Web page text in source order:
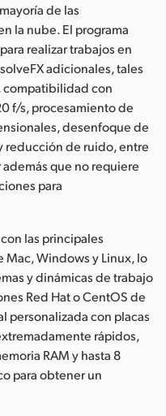
de las
la nube. El programa
realizar trabajos en
adicionales, tales
compatibilidad con
f/s, procesamiento de
desenfoque de
reducción de ruido, entre
que no requiere
para
las principales
Mac, Windows y Linux, lo
y dinámicas de trabajo
Red Hat o CentOS de
personalizada con placas
rápidos,
RAM y hasta 8
para obtener un